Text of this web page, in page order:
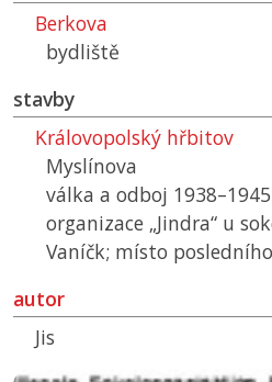
Berkova
bydliště
stavby
Královopolský hřbitov
Myslínova
válka a odboj
organizace „Jindra“ u
Vaníčk; místo
autor
Jis